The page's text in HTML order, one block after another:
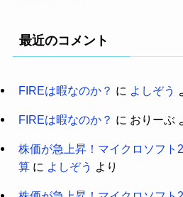
最近のコメント
FIREは暇なのか？ に よしぞう
FIREは暇なのか？ に おりーぶ
株価が急上昇！マイクロソフト
算に よしぞう より